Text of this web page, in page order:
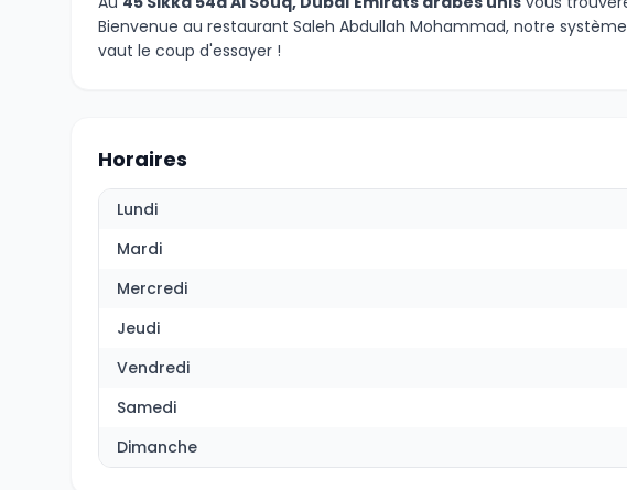
Bienvenue au restaurant Saleh Abdullah Mohammad, notre
vaut le coup d'essayer !
Horaires
Lundi
Mardi
Mercredi
Jeudi
Vendredi
Samedi
Dimanche